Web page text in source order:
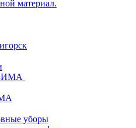
материал.
уборы